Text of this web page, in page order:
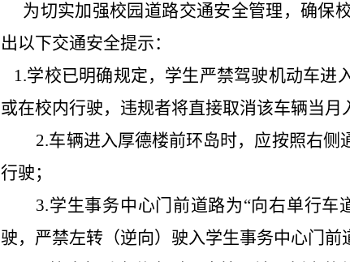
为切实加强校园道路交通安全管理，确保
出以下交通安全提示：
1.学校已明确规定，学生严禁驾驶机动车进
或在校内行驶，违规者将直接取消该车辆当月
2.车辆进入厚德楼前环岛时，应按照右
行驶；
3.学生事务中心门前道路为“向右单行
驶，严禁左转（逆向）驶入学生事务中心门前